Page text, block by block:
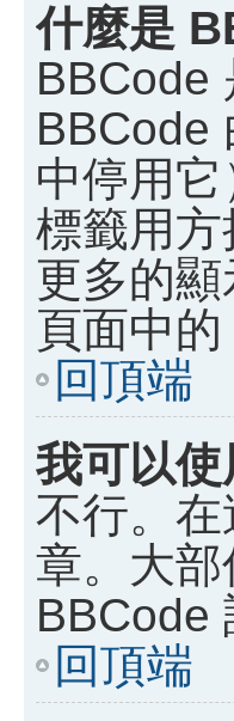
什麼是
BBCode
BBCode
中停用
標籤用
更多的
頁面中
回頂端
我可以
不行。
章。大
BBCode
回頂端